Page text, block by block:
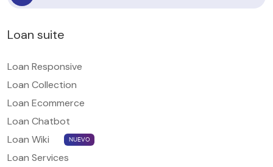
Loan suite
Loan Responsive
Loan Collection
Loan Ecommerce
Loan Chatbot
Loan Wiki
NUEVO
Loan Services